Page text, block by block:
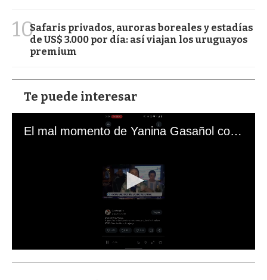
10Safaris privados, auroras boreales y estadías
de US$ 3.000 por día: así viajan los uruguayos
premium
Te puede interesar
El mal momento de Yanina Gasañol con un hincha argentino en "Subrayado"
s